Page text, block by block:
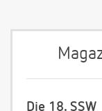
Die 18. SSW